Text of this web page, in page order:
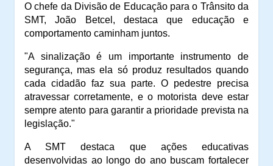
O chefe da Divisão de Educação para o Trânsito da
SMT, João Betcel, destaca que educação e
comportamento caminham juntos.
"A sinalização é um importante instrumento de
segurança, mas ela só produz resultados quando
cada cidadão faz sua parte. O pedestre precisa
atravessar corretamente, e o motorista deve estar
sempre atento para garantir a prioridade prevista na
legislação."
A SMT destaca que ações educativas
desenvolvidas ao longo do ano buscam fortalecer